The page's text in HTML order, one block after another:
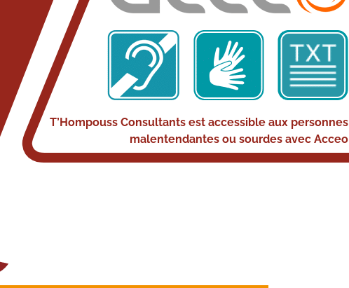
T’Hompouss Consultants est accessible aux personnes
malentendantes ou sourdes avec Acceo